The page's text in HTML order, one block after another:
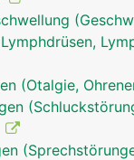
(Otalgie,